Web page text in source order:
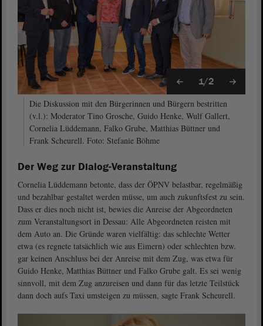
1/2
Die Diskussion mit den Bürgerinnen und Bürgern bestritten
(v.l.): Moderator Tino Grosche, Guido Henke, Wulf Gallert,
Cornelia Lüddemann, Falko Grube, Matthias Büttner und
Frank Scheurell. Foto: Stefanie Böhme
Der Weg zur Dialog-Veranstaltung
Cornelia Lüddemann betonte, dass der ÖPNV belastbar, regelmäßig
und bezahlbar gestaltet werden müsse, um auch zukunftsfest zu sein.
Dass er dies noch nicht ist, bewies die Anreise der Abgeordneten
zum Veranstaltungsort in Dessau: Alle Abgeordneten reisten mit
dem Auto an. Die Gründe waren vielfältig: das schlechte Wetter
etwa (es regnete tatsächlich wie aus Eimern) oder schlechten bzw.
gar keinen Anschluss bei der Anreise mit dem Zug, was etwa für
Guido Henke, Matthias Büttner und Falko Grube galt. Es sei wenig
sinnvoll, mit dem Zug anzureisen und dann für das letzte Teilstück
dann doch aufs Taxi umsteigen zu müssen, sagte Frank Scheurell.